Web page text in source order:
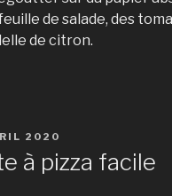
de salade, des
de citron.
2020
à pizza facile